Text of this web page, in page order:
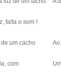
falta o som !
de um cacho Ao
com Um